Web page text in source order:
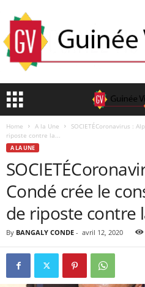
Home A la Une
SOCIETÉCoronavirus :
riposte contre la...
A LA UNE
Condé crée le
de riposte contre
By BANGALY CONDE - avril 12, 2020